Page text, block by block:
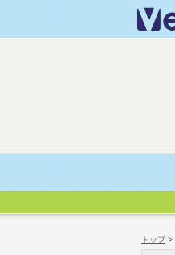
トップ>